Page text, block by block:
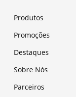
Produtos
Promoções
Destaques
Sobre Nós
Parceiros